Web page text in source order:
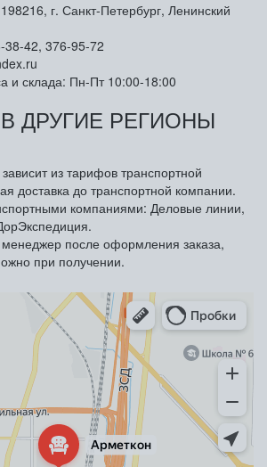
г. Санкт-Петербург, Ленинский
42, 376-95-72
и склада: Пн-Пт 10:00-18:00
ДРУГИЕ РЕГИОНЫ
из тарифов транспортной
доставка до транспортной компании.
компаниями: Деловые линии,
после оформления заказа,
при получении.
Санкт‑Петербурге
в Санкт‑Петербурге